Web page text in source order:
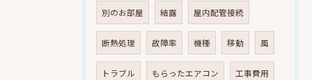
別のお部屋 結露 屋内配管接続
断熱処理 故障率 機種 移動 風
トラブル もらったエアコン 工事費用